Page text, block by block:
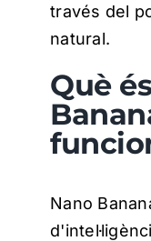
través del
natural.
Què
Nano